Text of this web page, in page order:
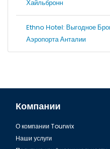
Хайльбронн
Ethno Hotel: Выгодное
Аэропорта Анталии
Компании
О компании Tourwix
Наши услуги